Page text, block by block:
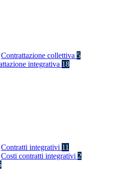
Contrattazione collettiva 5
integrativa 18
Contratti integrativi 11
Costi contratti integrativi 2